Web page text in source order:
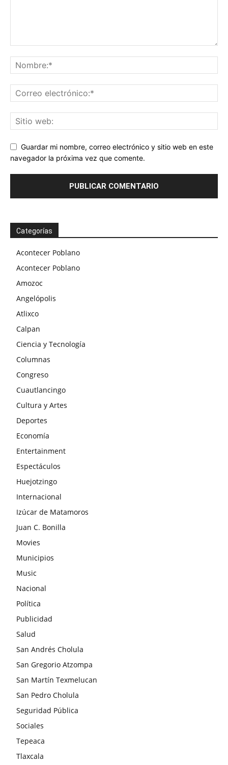
Guardar mi nombre, correo electrónico y sitio web en este
navegador la próxima vez que comente.
Categorías
Acontecer Poblano
Acontecer Poblano
Amozoc
Angelópolis
Atlixco
Calpan
Ciencia y Tecnología
Columnas
Congreso
Cuautlancingo
Cultura y Artes
Deportes
Economía
Entertainment
Espectáculos
Huejotzingo
Internacional
Izúcar de Matamoros
Juan C. Bonilla
Movies
Municipios
Music
Nacional
Política
Publicidad
Salud
San Andrés Cholula
San Gregorio Atzompa
San Martín Texmelucan
San Pedro Cholula
Seguridad Pública
Sociales
Tepeaca
Tlaxcala